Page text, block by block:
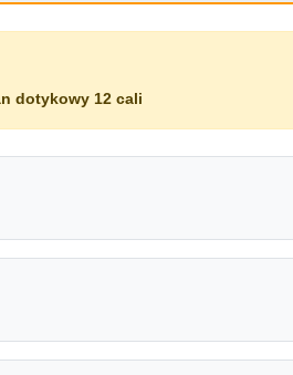
dotykowy 12 cali